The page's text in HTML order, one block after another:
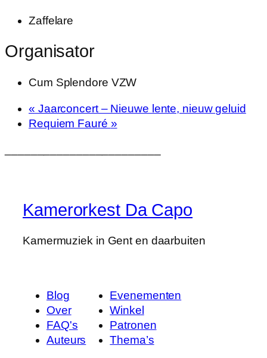
Zaffelare
Organisator
Cum Splendore VZW
« Jaarconcert – Nieuwe lente, nieuw geluid
Requiem Fauré »
Kamerorkest Da Capo
Kamermuziek in Gent en daarbuiten
Blog
Over
FAQ's
Auteurs
Evenementen
Winkel
Patronen
Thema’s